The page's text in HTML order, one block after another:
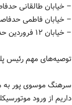
– خیابان طالقانی
– خیابان فاطمی
– خیابان ۱۲ فروردین حدفاصل خیابان لبافی تا خیابان جمهوری اسلامی است.
توصیه‌های مهم رئیس
سرهنگ موسوی پور به
داریم از ورود